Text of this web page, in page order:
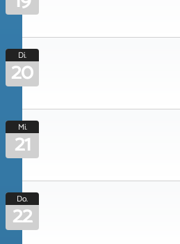
Di.
20
Mi.
21
Do.
22